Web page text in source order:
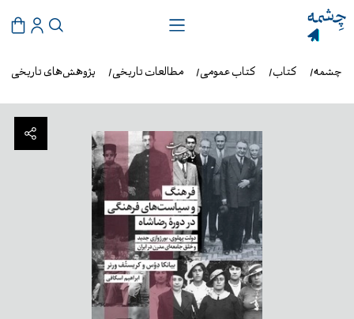
پژوهش‌های تاریخی مطالعات تاریخی کتاب عمومی کتاب چشمه